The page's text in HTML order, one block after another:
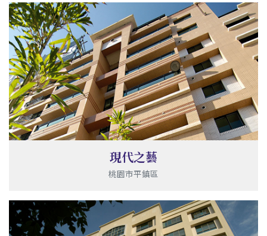
現代之藝
桃園市平鎮區